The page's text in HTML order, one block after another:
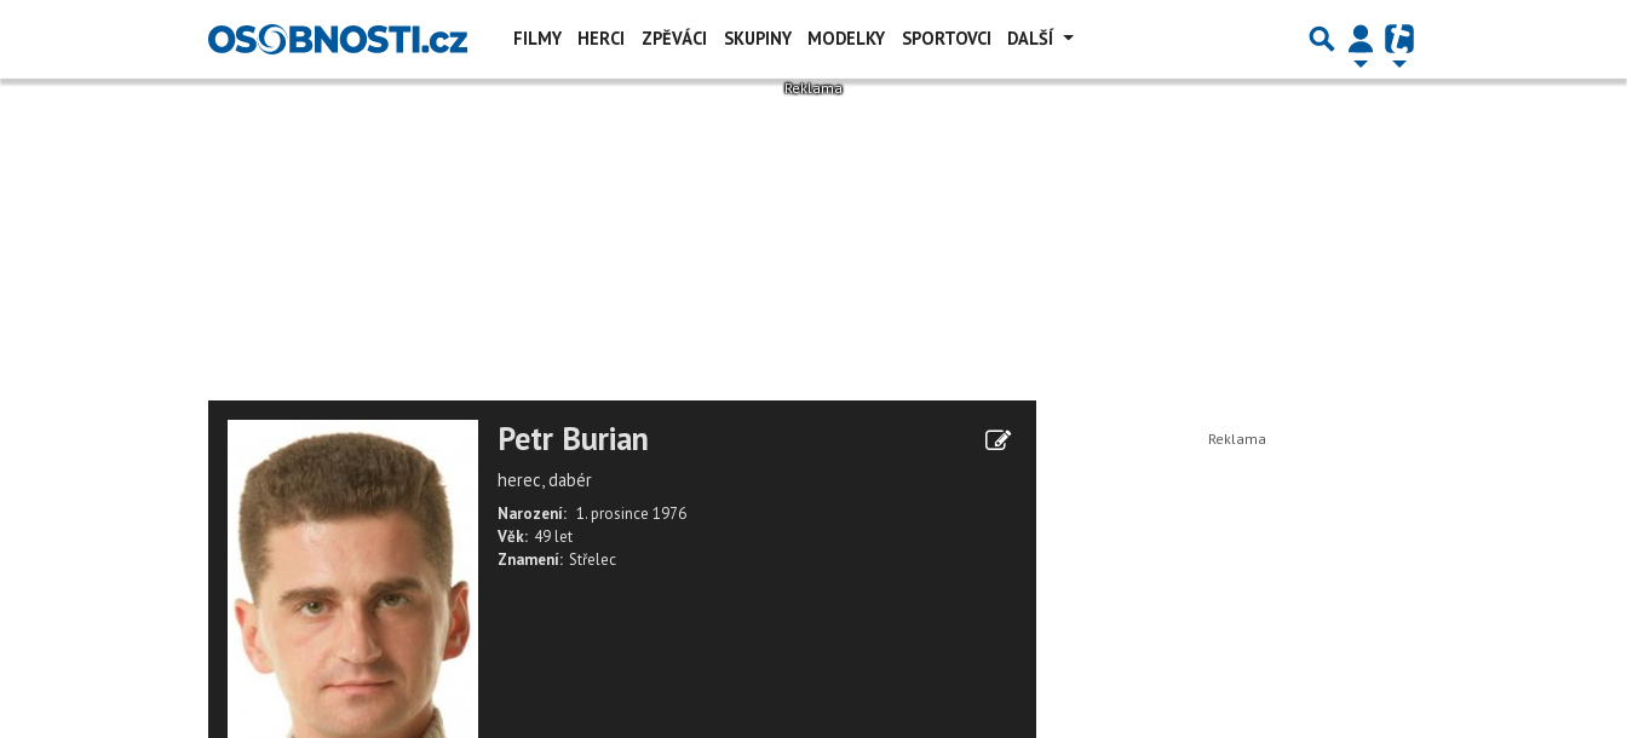
FILMY HERCI ZPĚVÁCI SKUPINY MODELKY SPORTOVCI DALŠÍ
Petr Burian
herec, dabér
Narození: 1. prosince 1976
Věk: 49 let
Znamení: Střelec